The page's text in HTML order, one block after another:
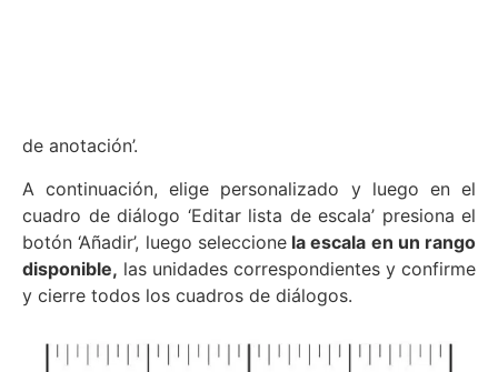
de anotación’.
A continuación, elige personalizado y luego en el
cuadro de diálogo ‘Editar lista de escala’ presiona el
botón ‘Añadir’, luego seleccionela escala en un rango
disponible, las unidades correspondientes y confirme
y cierre todos los cuadros de diálogos.